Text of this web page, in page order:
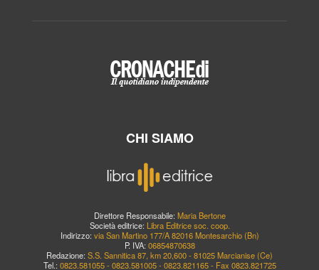
CHI SIAMO
Direttore Responsabile: Maria Bertone
Società editrice: Libra Editrice soc. coop.
Indirizzo: via San Martino 177/A 82016 Montesarchio (Bn)
P. IVA: 06854870638
Redazione: S.S. Sannitica 87, km 20,600 - 81025 Marcianise (Ce)
Tel.: 0823.581055 - 0823.581005 - 0823.821165 - Fax 0823.821725